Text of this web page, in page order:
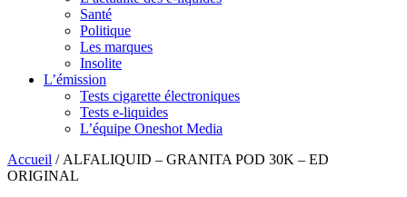
Santé
Politique
Les marques
Insolite
L’émission
Tests cigarette électroniques
Tests e-liquides
L’équipe Oneshot Media
Accueil / ALFALIQUID – GRANITA POD 30K – ED
ORIGINAL